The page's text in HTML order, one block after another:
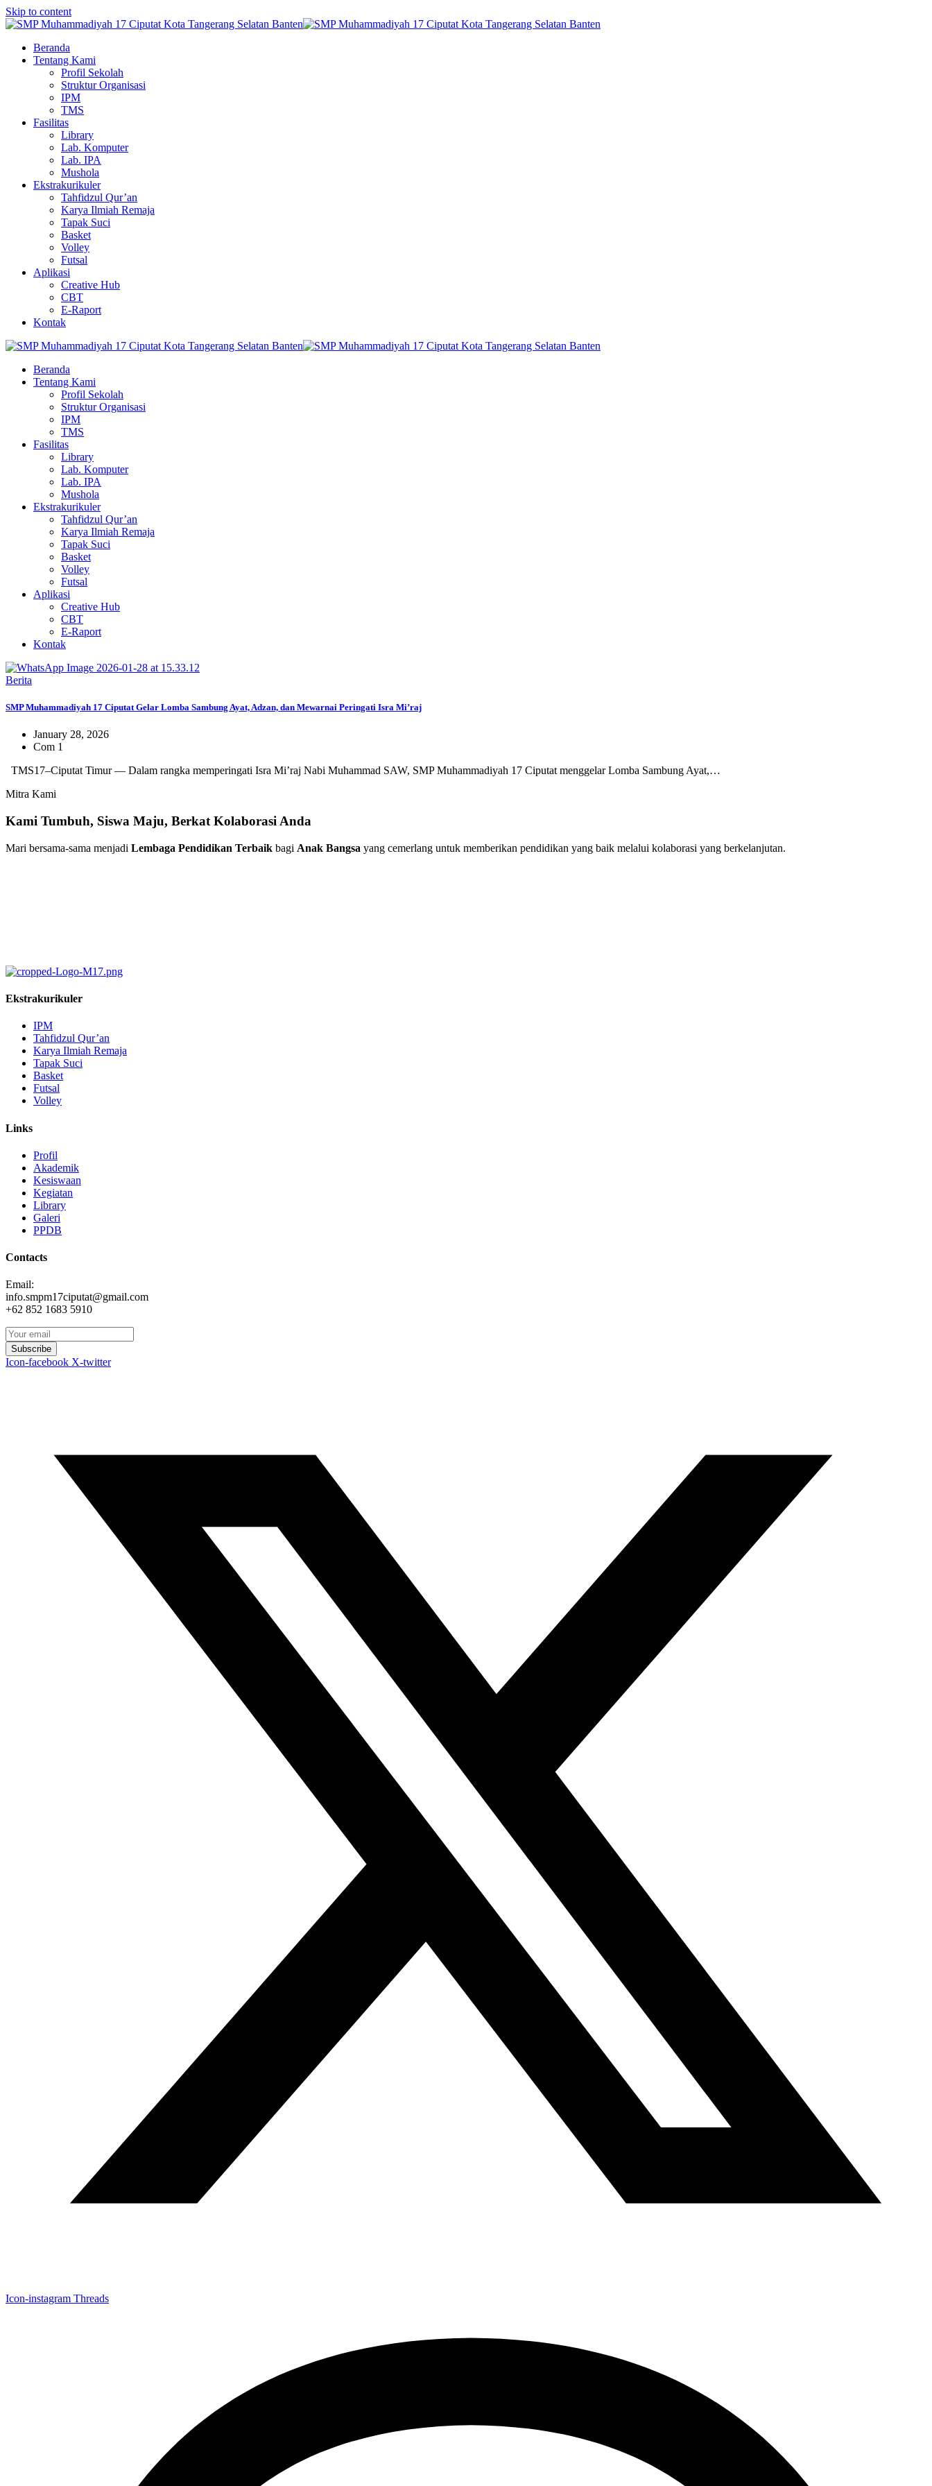
Skip to content
Beranda
Tentang Kami
Profil Sekolah
Struktur Organisasi
IPM
TMS
Fasilitas
Library
Lab. Komputer
Lab. IPA
Mushola
Ekstrakurikuler
Tahfidzul Qur’an
Karya Ilmiah Remaja
Tapak Suci
Basket
Volley
Futsal
Aplikasi
Creative Hub
CBT
E-Raport
Kontak
Beranda
Tentang Kami
Profil Sekolah
Struktur Organisasi
IPM
TMS
Fasilitas
Library
Lab. Komputer
Lab. IPA
Mushola
Ekstrakurikuler
Tahfidzul Qur’an
Karya Ilmiah Remaja
Tapak Suci
Basket
Volley
Futsal
Aplikasi
Creative Hub
CBT
E-Raport
Kontak
Berita
SMP Muhammadiyah 17 Ciputat Gelar Lomba Sambung Ayat, Adzan, dan Mewarnai Peringati Isra Mi’raj
January 28, 2026
Com 1
TMS17–Ciputat Timur — Dalam rangka memperingati Isra Mi’raj Nabi Muhammad SAW, SMP Muhammadiyah 17 Ciputat menggelar Lomba Sambung Ayat,…
Mitra Kami
Kami Tumbuh, Siswa Maju, Berkat Kolaborasi Anda
Mari bersama-sama menjadi Lembaga Pendidikan Terbaik bagi Anak Bangsa yang cemerlang untuk memberikan pendidikan yang baik melalui kolaborasi yang berkelanjutan.
Ekstrakurikuler
IPM
Tahfidzul Qur’an
Karya Ilmiah Remaja
Tapak Suci
Basket
Futsal
Volley
Links
Profil
Akademik
Kesiswaan
Kegiatan
Library
Galeri
PPDB
Contacts
Email:
info.smpm17ciputat@gmail.com
+62 852 1683 5910
Subscribe
Icon-facebook X-twitter
Icon-instagram Threads